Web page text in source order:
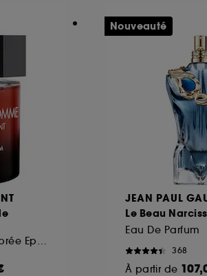
JEAN PAUL
Le Beau
Eau De Parfum
368
À partir de
Nouveauté
personnaliser vos choix
Sephora pourra associer les
collectées ou générées
Voous pouvez à tout moment
ici